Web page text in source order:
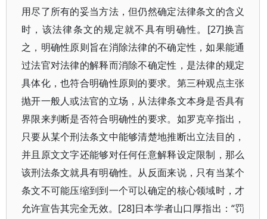
用尽了所有的妥当方法，但仍然确定法律条文的含义
时，该法律条文的规定就不具有明确性。[27]换言
之，明确性原则旨在消除法律的不确定性，如果能通
过法官对法律的解释而消除不确定性，是法律的规定
具体化，也符合明确性原则的要求。第三种观点主张
抛开一般人或法官的立场，从法律条文本身是否具有
界限来判断是否符合明确性的要求。如罗克辛指出，
只要从某个刑法条文中能够清楚地推断出立法目的，
并且原文文字还能够对任何任意解释设定限制，那么
该刑法条文就具有明确性。从反面来说，只有当某个
条文不可能压缩到到一个可以确定的核心领域时，才
允许宣告其完全无效。[28]日本学者山口厚指出：“罚